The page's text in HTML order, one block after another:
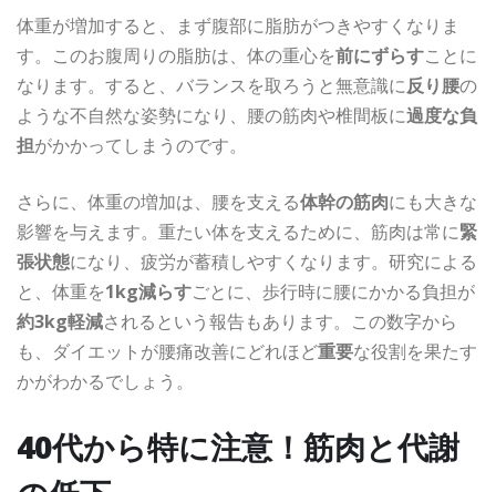
体重が増加すると、まず腹部に脂肪がつきやすくなりま
す。このお腹周りの脂肪は、体の重心を前にずらすことに
なります。すると、バランスを取ろうと無意識に反り腰の
ような不自然な姿勢になり、腰の筋肉や椎間板に過度な負
担がかかってしまうのです。
さらに、体重の増加は、腰を支える体幹の筋肉にも大きな
影響を与えます。重たい体を支えるために、筋肉は常に緊
張状態になり、疲労が蓄積しやすくなります。研究による
と、体重を1kg減らすごとに、歩行時に腰にかかる負担が
約3kg軽減されるという報告もあります。この数字から
も、ダイエットが腰痛改善にどれほど重要な役割を果たす
かがわかるでしょう。
40代から特に注意！筋肉と代謝